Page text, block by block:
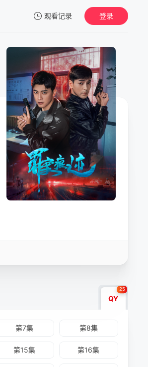
观看记录
影片的记录
登录
QY
25
第7集 第8集
第15集 第16集